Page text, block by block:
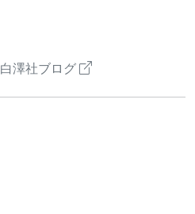
白澤社ブログ